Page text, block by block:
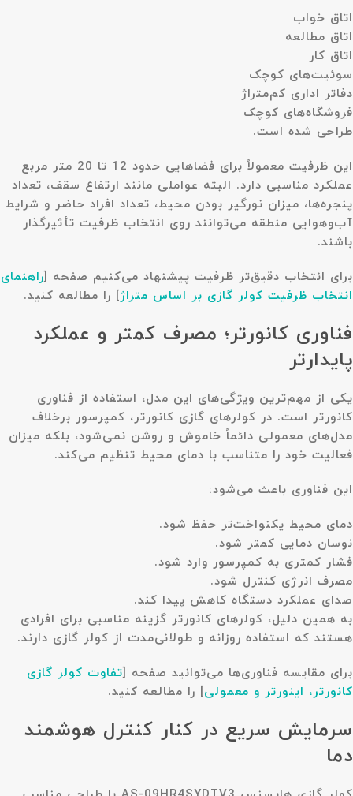
اتاق خواب
اتاق مطالعه
اتاق کار
سوئیت‌های کوچک
دفاتر اداری کم‌متراژ
فروشگاه‌های کوچک
طراحی شده است.
این ظرفیت معمولاً برای فضاهایی حدود 12 تا 20 متر مربع
عملکرد مناسبی دارد. البته عواملی مانند ارتفاع سقف، تعداد
پنجره‌ها، میزان نورگیر بودن محیط، تعداد افراد حاضر و شرایط
آب‌وهوایی منطقه می‌توانند روی انتخاب ظرفیت تأثیرگذار
باشند.
برای انتخاب دقیق‌تر ظرفیت پیشنهاد می‌کنیم صفحه [راهنمای
انتخاب ظرفیت کولر گازی بر اساس متراژ] را مطالعه کنید.
فناوری کانورتر؛ مصرف کمتر و عملکرد
پایدارتر
یکی از مهم‌ترین ویژگی‌های این مدل، استفاده از فناوری
کانورتر است. در کولرهای گازی کانورتر، کمپرسور برخلاف
مدل‌های معمولی دائماً خاموش و روشن نمی‌شود، بلکه میزان
فعالیت خود را متناسب با دمای محیط تنظیم می‌کند.
این فناوری باعث می‌شود:
دمای محیط یکنواخت‌تر حفظ شود.
نوسان دمایی کمتر شود.
فشار کمتری به کمپرسور وارد شود.
مصرف انرژی کنترل شود.
صدای عملکرد دستگاه کاهش پیدا کند.
به همین دلیل، کولرهای کانورتر گزینه مناسبی برای افرادی
هستند که استفاده روزانه و طولانی‌مدت از کولر گازی دارند.
برای مقایسه فناوری‌ها می‌توانید صفحه [تفاوت کولر گازی
کانورتر، اینورتر و معمولی] را مطالعه کنید.
سرمایش سریع در کنار کنترل هوشمند
دما